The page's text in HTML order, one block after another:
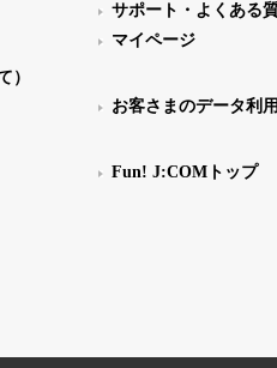
）
サポート・よくある
マイページ
お客さまのデータ利
Fun! J:COMトップ